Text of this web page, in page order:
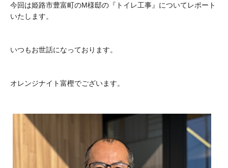
今回は姫路市豊富町のM様邸の『トイレ工事』についてレポート
いたします。
いつもお世話になっております。
オレンジナイト富樫でございます。